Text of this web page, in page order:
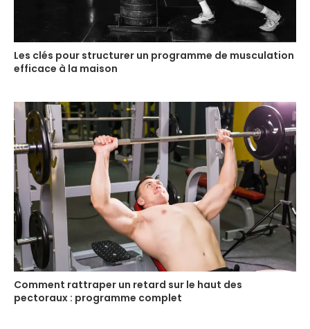
Les clés pour structurer un programme de musculation
efficace à la maison
Comment rattraper un retard sur le haut des
pectoraux : programme complet